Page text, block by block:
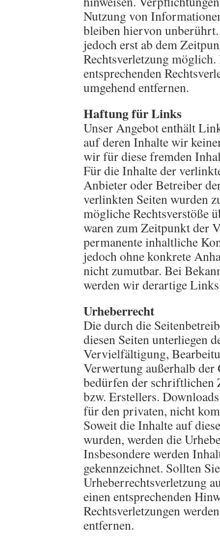
Nutzung von
bleiben hiervon
jedoch erst ab dem
Rechtsverletzung
entsprechenden
umgehend entfernen.
Haftung für Links
Unser Angebot enthält
auf deren Inhalte wir
wir für diese fremden
Für die Inhalte der
Anbieter oder Betreiber
verlinkten Seiten wurden
mögliche Rechtsverstöße
waren zum Zeitpunkt der
permanente inhaltliche
jedoch ohne konkrete
nicht zumutbar. Bei
werden wir derartige
Urheberrecht
Die durch die
diesen Seiten unterliegen
Vervielfältigung,
Verwertung außerhalb der
bedürfen der schriftlichen
bzw. Erstellers.
für den privaten, nicht
Soweit die Inhalte auf
wurden, werden die
Insbesondere werden
gekennzeichnet. Sollten
Urheberrechtsverletzung
einen entsprechenden
Rechtsverletzungen
entfernen.